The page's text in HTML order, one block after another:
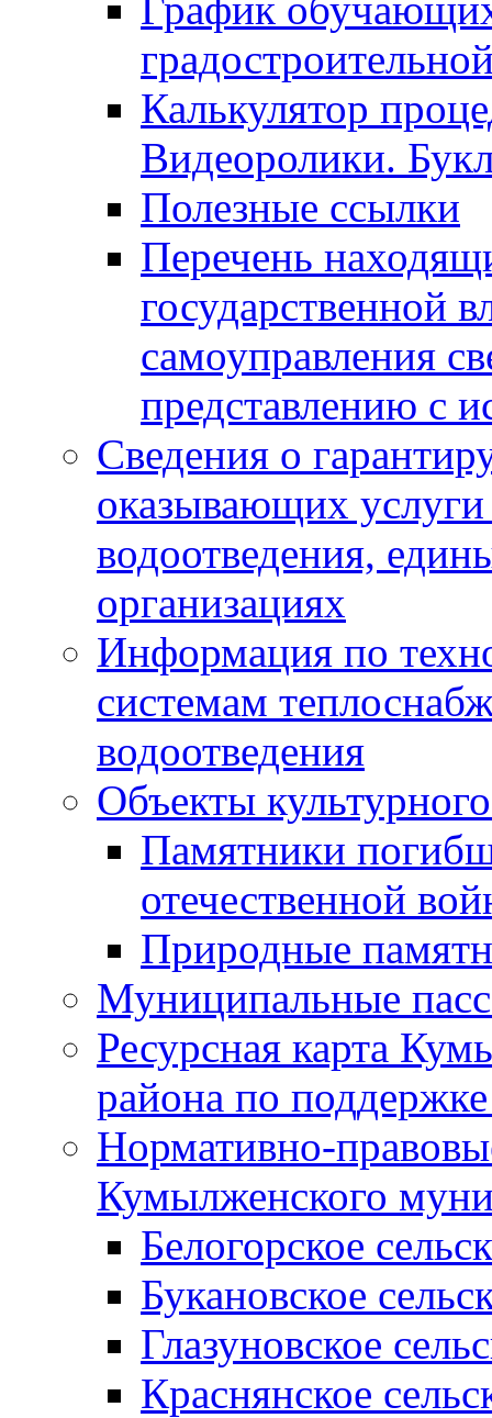
Калькулятор
Видеоролики.
Полезные ссылки
Перечень
государственной
самоуправления
представлению с
Сведения о
оказывающих
водоотведения,
организациях
Информация по
системам
водоотведения
Объекты
Памятники
отечественной
Природные
Муниципальные
Ресурсная карта
района по
Нормативно-
Кумылженского
Белогорское
Букановское
Глазуновское
Краснянское